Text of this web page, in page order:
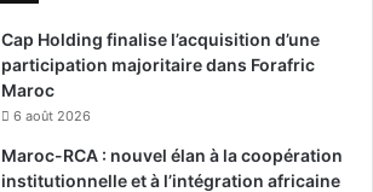
Cap Holding finalise l’acquisition d’une
participation majoritaire dans Forafric
Maroc
6 août 2026
Maroc-RCA : nouvel élan à la coopération
institutionnelle et à l’intégration africaine